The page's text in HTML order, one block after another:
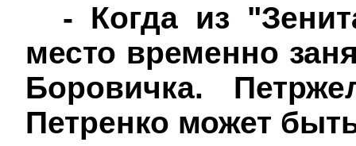
- Когда из
место временно
Боровичка.
Петренко может